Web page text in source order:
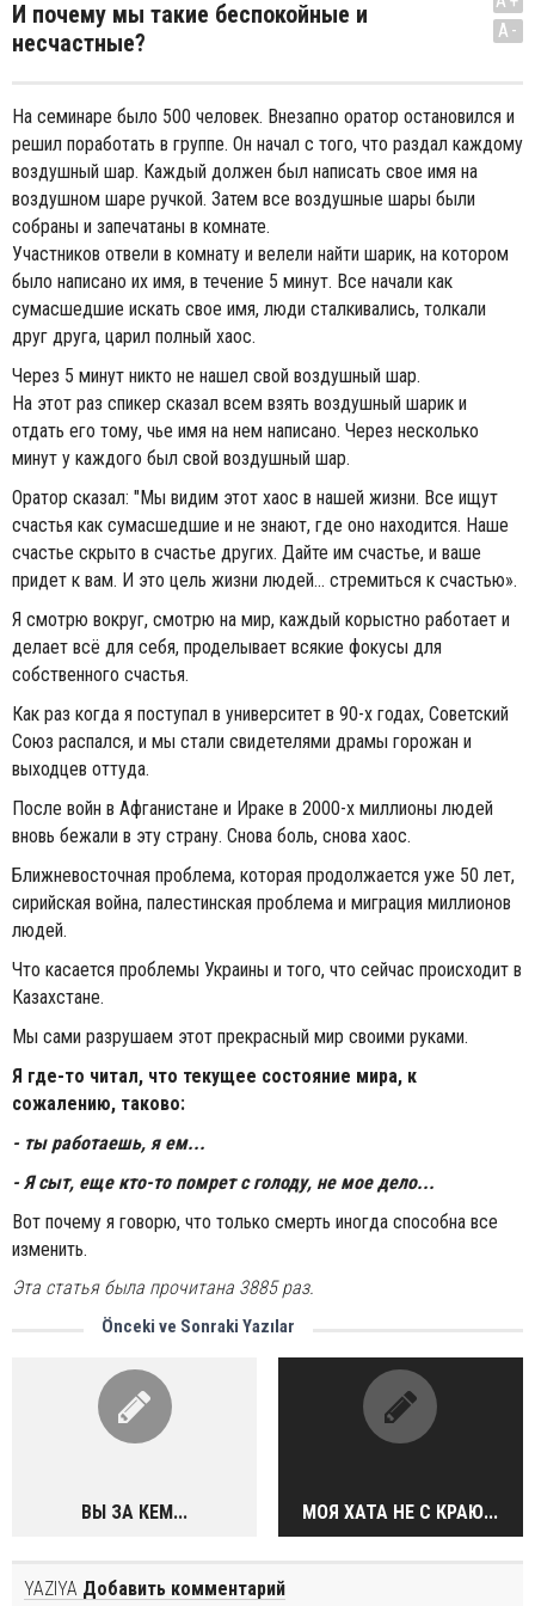
И почему мы такие беспокойные и
несчастные?
A-
На семинаре было 500 человек. Внезапно оратор остановился и
решил поработать в группе. Он начал с того, что раздал каждому
воздушный шар. Каждый должен был написать свое имя на
воздушном шаре ручкой. Затем все воздушные шары были
собраны и запечатаны в комнате.
Участников отвели в комнату и велели найти шарик, на котором
было написано их имя, в течение 5 минут. Все начали как
сумасшедшие искать свое имя, люди сталкивались, толкали
друг друга, царил полный хаос.
Через 5 минут никто не нашел свой воздушный шар.
На этот раз спикер сказал всем взять воздушный шарик и
отдать его тому, чье имя на нем написано. Через несколько
минут у каждого был свой воздушный шар.
Оратор сказал: "Мы видим этот хаос в нашей жизни. Все ищут
счастья как сумасшедшие и не знают, где оно находится. Наше
счастье скрыто в счастье других. Дайте им счастье, и ваше
придет к вам. И это цель жизни людей... стремиться к счастью».
Я смотрю вокруг, смотрю на мир, каждый корыстно работает и
делает всё для себя, проделывает всякие фокусы для
собственного счастья.
Как раз когда я поступал в университет в 90-х годах, Советский
Союз распался, и мы стали свидетелями драмы горожан и
выходцев оттуда.
После войн в Афганистане и Ираке в 2000-х миллионы людей
вновь бежали в эту страну. Снова боль, снова хаос.
Ближневосточная проблема, которая продолжается уже 50 лет,
сирийская война, палестинская проблема и миграция миллионов
людей.
Что касается проблемы Украины и того, что сейчас происходит в
Казахстане.
Мы сами разрушаем этот прекрасный мир своими руками.
Я где-то читал, что текущее состояние мира, к
сожалению, таково:
- ты работаешь, я ем...
- Я сыт, еще кто-то помрет с голоду, не мое дело...
Вот почему я говорю, что только смерть иногда способна все
изменить.
Эта статья была прочитана 3885 раз.
Önceki ve Sonraki Yazılar
ВЫ ЗА КЕМ... МОЯ ХАТА НЕ С КРАЮ...
YAZIYA Добавить комментарий